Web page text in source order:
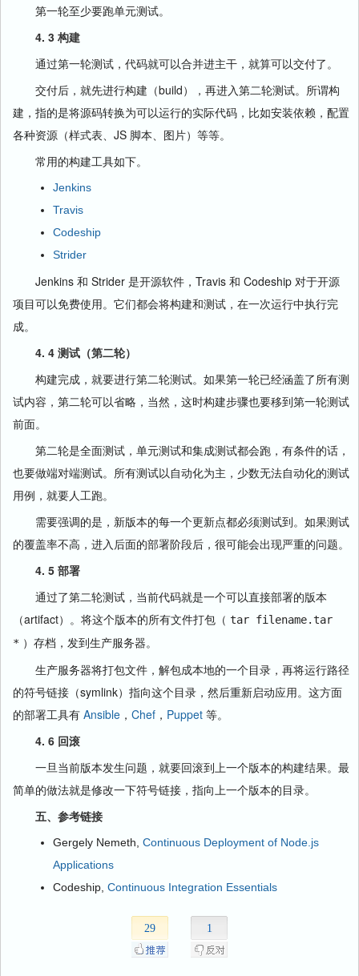
第一轮至少要跑单元测试。
4. 3 构建
通过第一轮测试，代码就可以合并进主干，就算可以交付了。
交付后，就先进行构建（build），再进入第二轮测试。所谓构
建，指的是将源码转换为可以运行的实际代码，比如安装依赖，配置
各种资源（样式表、JS 脚本、图片）等等。
常用的构建工具如下。
Jenkins
Travis
Codeship
Strider
Jenkins 和 Strider 是开源软件，Travis 和 Codeship 对于开源
项目可以免费使用。它们都会将构建和测试，在一次运行中执行完
成。
4. 4 测试（第二轮）
构建完成，就要进行第二轮测试。如果第一轮已经涵盖了所有测
试内容，第二轮可以省略，当然，这时构建步骤也要移到第一轮测试
前面。
第二轮是全面测试，单元测试和集成测试都会跑，有条件的话，
也要做端对端测试。所有测试以自动化为主，少数无法自动化的测试
用例，就要人工跑。
需要强调的是，新版本的每一个更新点都必须测试到。如果测试
的覆盖率不高，进入后面的部署阶段后，很可能会出现严重的问题。
4. 5 部署
通过了第二轮测试，当前代码就是一个可以直接部署的版本
（artifact）。将这个版本的所有文件打包（ tar filename.tar
* ）存档，发到生产服务器。
生产服务器将打包文件，解包成本地的一个目录，再将运行路径
的符号链接（symlink）指向这个目录，然后重新启动应用。这方面
的部署工具有 Ansible ， Chef ， Puppet 等。
4. 6 回滚
一旦当前版本发生问题，就要回滚到上一个版本的构建结果。最
简单的做法就是修改一下符号链接，指向上一个版本的目录。
五、参考链接
Gergely Nemeth, Continuous Deployment of Node.js
Applications
Codeship, Continuous Integration Essentials
29 1